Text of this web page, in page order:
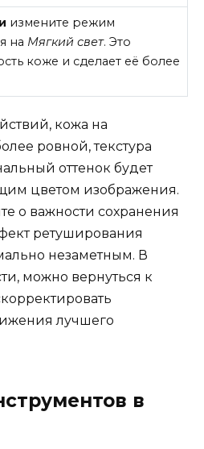
измените режим
на Мягкий свет. Это
коже и сделает её более
кожа на
ровной, текстура
оттенок будет
цветом изображения.
о важности сохранения
ретуширования
незаметным. В
можно вернуться к
лучшего
в